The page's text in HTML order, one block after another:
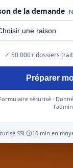
de la demande
✓ 50 000+ dossiers
Préparer
sécurisé ·
SSL 10 min en